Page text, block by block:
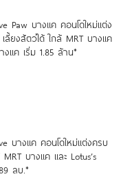
Paw บางแค คอนโดใหม่แต่ง
ยงสัตว์ได้ ใกล้ MRT บางแค
งแค เริ่ม 1.85 ล้าน*
บางแค คอนโดใหม่แต่งครบ
บางแค และ Lotus’s
ลบ.*